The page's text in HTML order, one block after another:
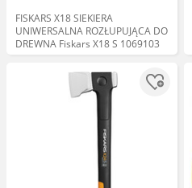
FISKARS X18 SIEKIERA
UNIWERSALNA ROZŁUPUJĄCA DO
DREWNA Fiskars X18 S 1069103